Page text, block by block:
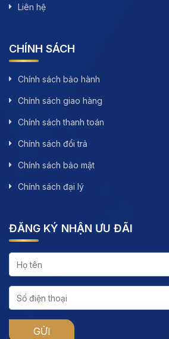
Liên hệ
CHÍNH SÁCH
Chính sách bảo hành
Chính sách giao hàng
Chính sách thanh toán
Chính sách đổi trả
Chính sách bảo mật
Chính sách đại lý
ĐĂNG KÝ NHẬN ƯU ĐÃI